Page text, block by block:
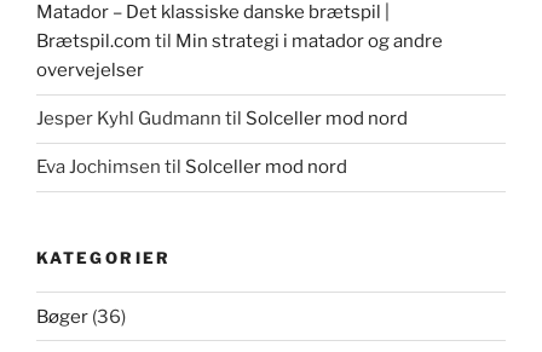
Matador – Det klassiske danske brætspil |
Brætspil.com til Min strategi i matador og andre
overvejelser
Jesper Kyhl Gudmann til Solceller mod nord
Eva Jochimsen til Solceller mod nord
KATEGORIER
Bøger (36)